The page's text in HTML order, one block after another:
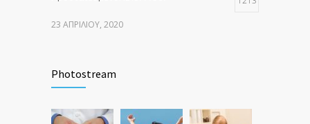
23 ΑΠΡΙΛΊΟΥ, 2020
Photostream